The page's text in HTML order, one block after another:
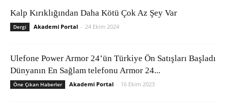
Kalp Kırıklığından Daha Kötü Çok Az Şey Var
Dergi Akademi Portal - 24 Ekim 2024
Ulefone Power Armor 24’ün Türkiye Ön Satışları Başladı
Dünyanın En Sağlam telefonu Armor 24...
Öne Çıkan Haberler Akademi Portal - 16 Ekim 2023